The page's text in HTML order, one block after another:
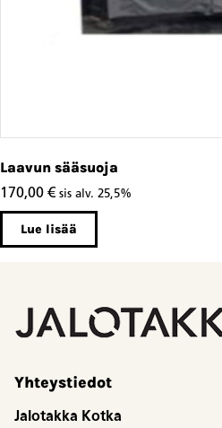
Laavun sääsuoja
170,00 € sis alv. 25,5%
Lue lisää
Yhteystiedot
Jalotakka Kotka